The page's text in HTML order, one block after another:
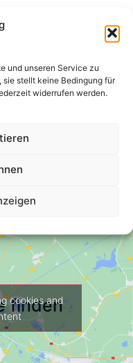
und unseren Service zu
stellt keine Bedingung für
widerrufen werden.
finden
cookies and